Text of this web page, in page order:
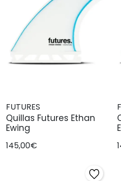
FUTURES
Quillas Futures Ethan
Ewing
145,00€